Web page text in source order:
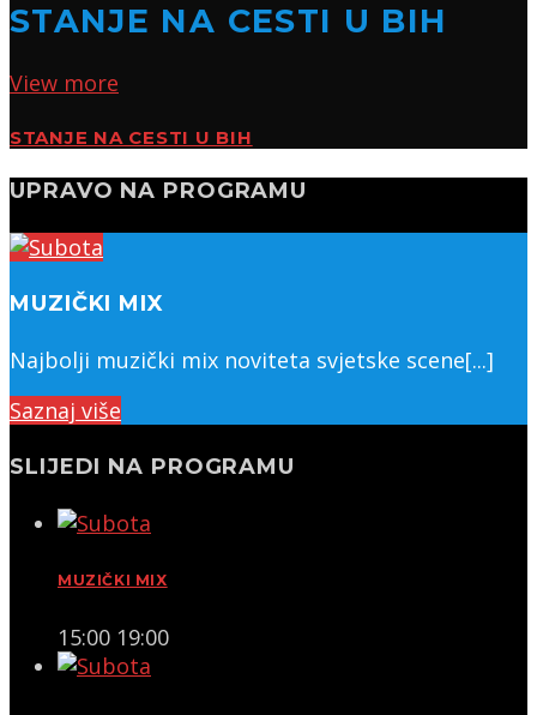
STANJE NA CESTI U BIH
View more
STANJE NA CESTI U BIH
UPRAVO NA PROGRAMU
MUZIČKI MIX
Najbolji muzički mix noviteta svjetske scene[...]
Saznaj više
SLIJEDI NA PROGRAMU
MUZIČKI MIX
15:00 19:00